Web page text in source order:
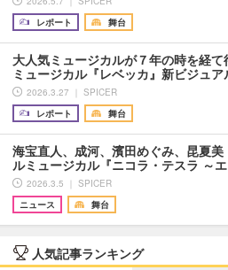
レポート
舞台
大人気ミュージカルが７年の時を経
ミュージカル『レベッカ』新ビジュ
2026.3.27 ｜ SPICER
レポート
舞台
海宝直人、成河、濱田めぐみ、昆夏
ルミュージカル『ニコラ・テスラ ～
2026.3.5 ｜ SPICER
ニュース
舞台
人気記事ランキング